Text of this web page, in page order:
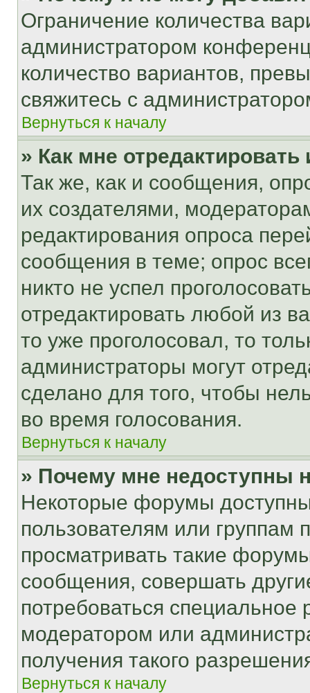
Ограничение количества
администратором
количество вариантов,
свяжитесь с
Вернуться к началу
» Как мне
Так же, как и сообщения,
их создателями,
редактирования опроса
сообщения в теме; опрос
никто не успел
отредактировать любой из
то уже проголосовал, то
администраторы могут
сделано для того, чтобы
во время голосования.
Вернуться к началу
» Почему мне недоступны
Некоторые форумы
пользователям или группам
просматривать такие
сообщения, совершать
потребоваться
модератором или
получения такого
Вернуться к началу